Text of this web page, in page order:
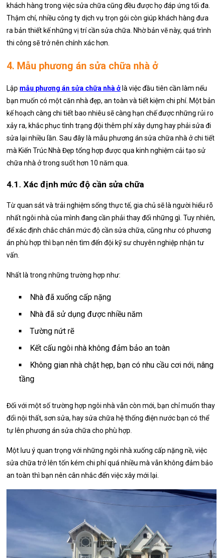
khách hàng trong việc sửa chữa cũng đều được họ đáp ứng tối đa.
Thậm chí, nhiều công ty dịch vụ trọn gói còn giúp khách hàng đưa
ra bản thiết kế những vị trí cần sửa chữa. Nhờ bản vẽ này, quá trình
thi công sẽ trở nên chính xác hơn.
4. Mẫu phương án sửa chữa nhà ở
Lập mẫu phương án sửa chữa nhà ởlà việc đầu tiên cần làm nếu
bạn muốn có một căn nhà đẹp, an toàn và tiết kiệm chi phí. Một bản
kế hoạch càng chi tiết bao nhiêu sẽ càng hạn chế được những rủi ro
xảy ra, khắc phục tình trạng đội thêm phí xây dựng hay phải sửa đi
sửa lại nhiều lần. Sau đây là mẫu phương án sửa chữa nhà ở chi tiết
mà Kiến Trúc Nhà Đẹp tổng hợp được qua kinh nghiệm cải tạo sử
chữa nhà ở trong suốt hơn 10 năm qua.
4.1. Xác định mức độ cần sửa chữa
Từ quan sát và trải nghiệm sống thực tế, gia chủ sẽ là người hiểu rõ
nhất ngôi nhà của mình đang cần phải thay đổi những gì. Tuy nhiên,
để xác định chắc chắn mức độ cần sửa chữa, cũng như có phương
án phù hợp thì bạn nên tìm đến đội kỹ sư chuyên nghiệp nhận tư
vấn.
Nhất là trong những trường hợp như:
Nhà đã xuống cấp nặng
Nhà đã sử dụng được nhiều năm
Tường nứt rẽ
Kết cấu ngôi nhà không đảm bảo an toàn
Không gian nhà chật hẹp, bạn có nhu cầu cơi nới, nâng
tầng
Đối với một số trường hợp ngôi nhà vẫn còn mới, bạn chỉ muốn thay
đổi nội thất, sơn sửa, hay sửa chữa hệ thống điện nước bạn có thể
tự lên phương án sửa chữa cho phù hợp.
Một lưu ý quan trọng với những ngôi nhà xuống cấp nặng nề, việc
sửa chữa trở lên tốn kém chi phí quá nhiều mà vẫn không đảm bảo
an toàn thì bạn nên cân nhắc đến việc xây mới lại.